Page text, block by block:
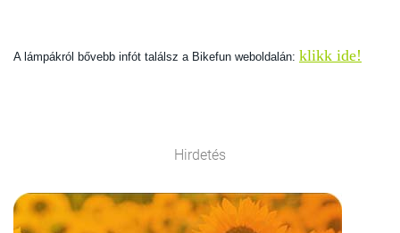
A lámpákról bővebb infót találsz a Bikefun weboldalán: klikk ide!
Hirdetés